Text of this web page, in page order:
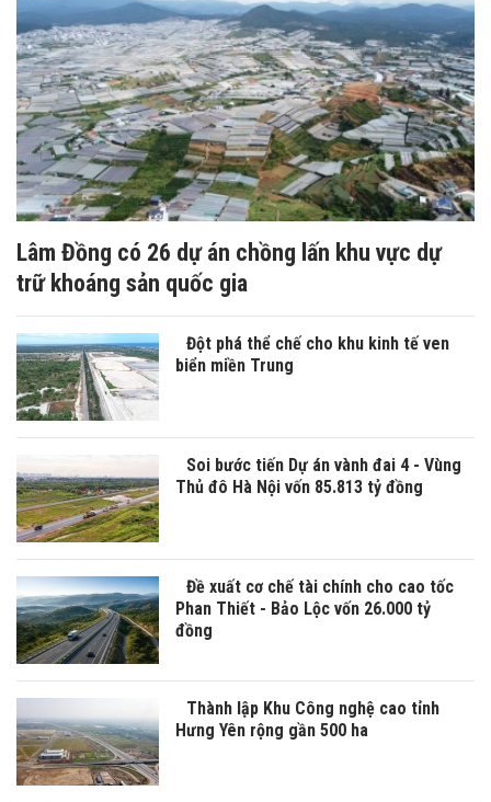
Lâm Đồng có 26 dự án chồng lấn khu vực dự
trữ khoáng sản quốc gia
Đột phá thể chế cho khu kinh tế ven
biển miền Trung
Soi bước tiến Dự án vành đai 4 - Vùng
Thủ đô Hà Nội vốn 85.813 tỷ đồng
Đề xuất cơ chế tài chính cho cao tốc
Phan Thiết - Bảo Lộc vốn 26.000 tỷ
đồng
Thành lập Khu Công nghệ cao tỉnh
Hưng Yên rộng gần 500 ha